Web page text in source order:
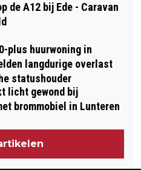
de A12 bij Ede - Caravan
plus huurwoning in
langdurige overlast
statushouder
licht gewond bij
brommobiel in Lunteren